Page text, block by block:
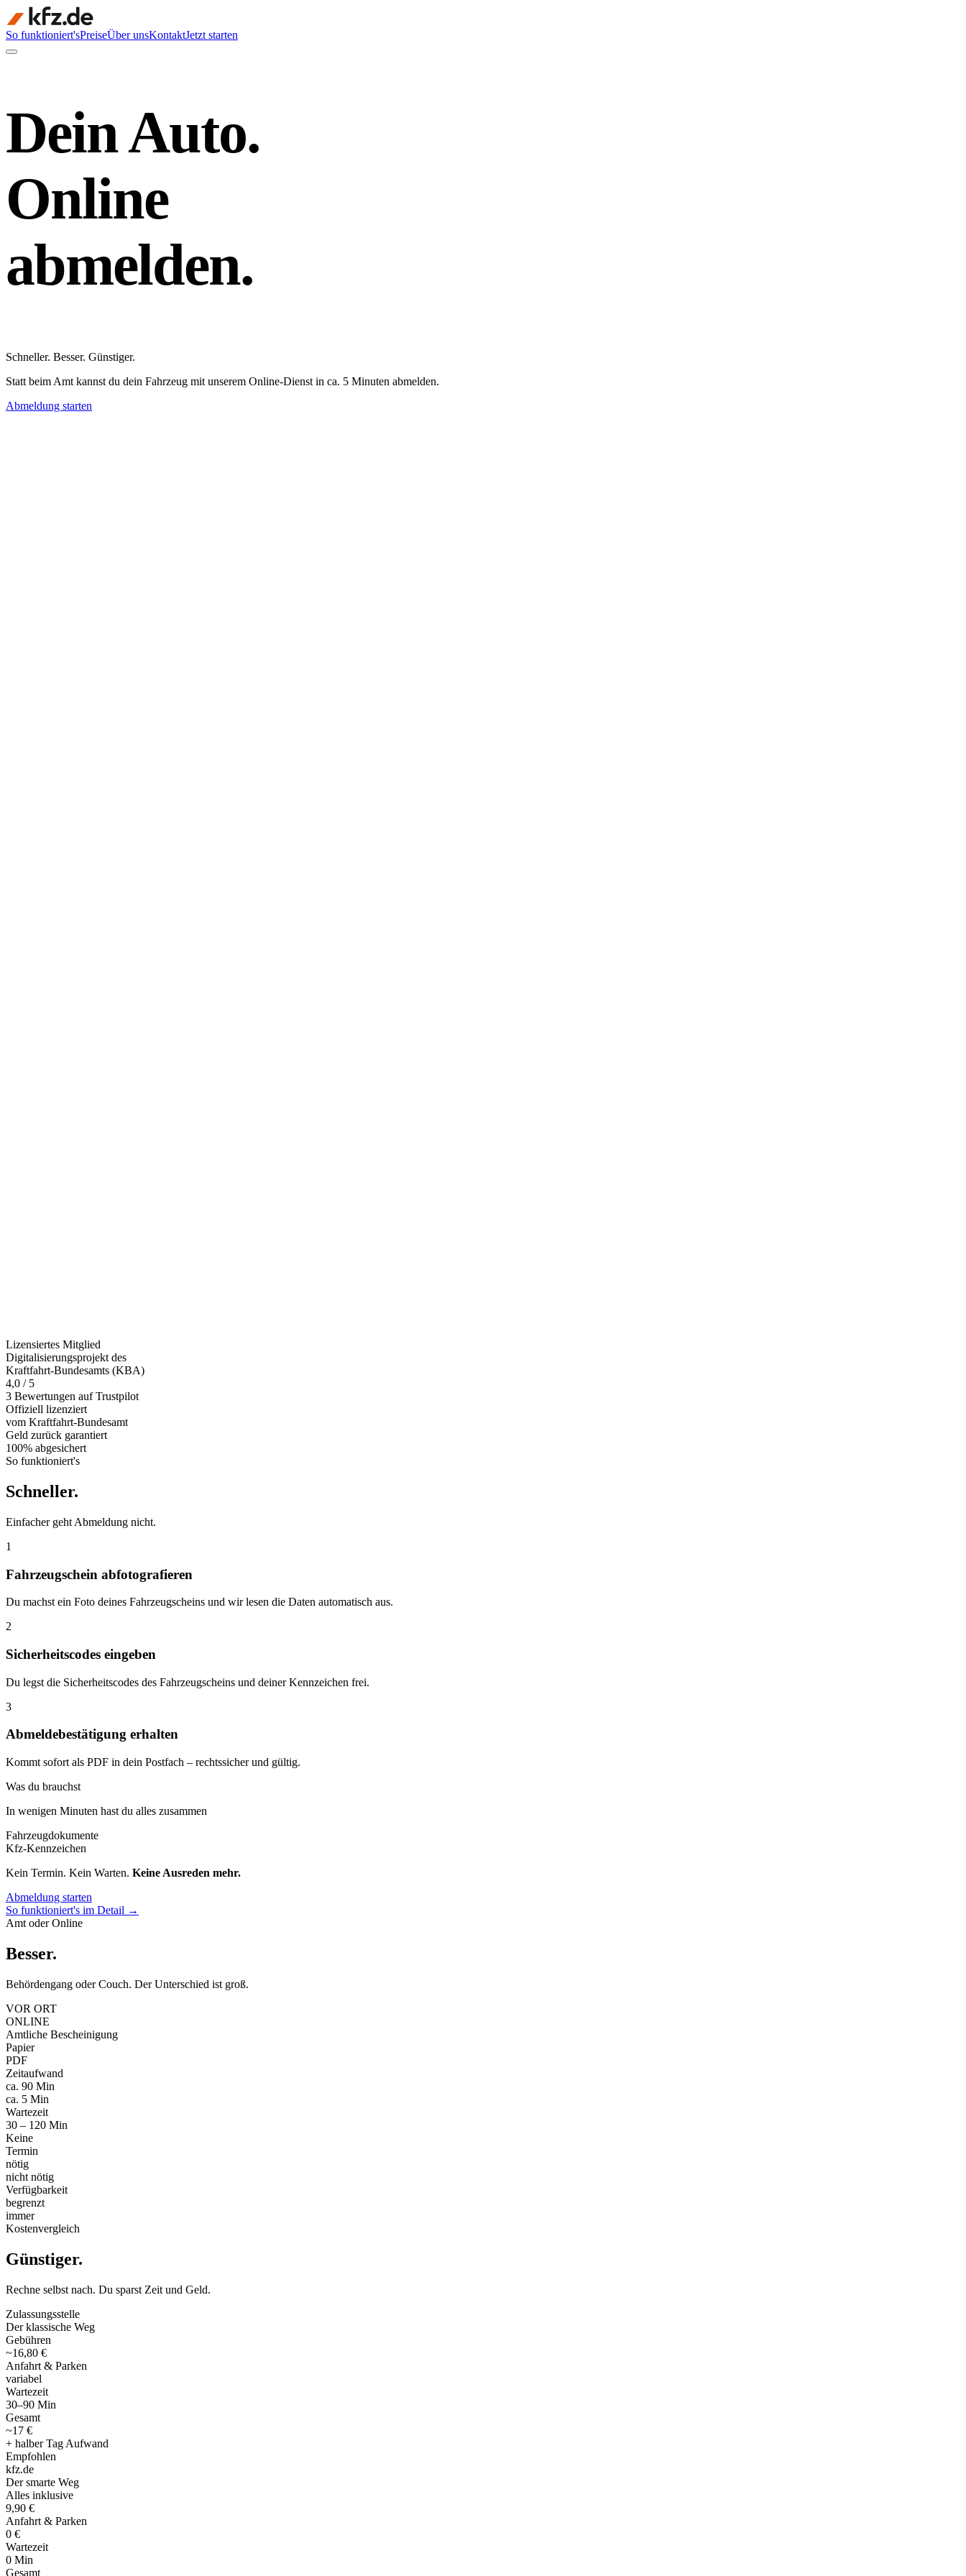
So funktioniert'sPreiseÜber unsKontaktJetzt starten
Dein Auto.
Online
abmelden.
Schneller. Besser. Günstiger.
Statt beim Amt kannst du dein Fahrzeug mit unserem Online-Dienst in ca. 5 Minuten abmelden.
Abmeldung starten
Lizensiertes Mitglied
Digitalisierungsprojekt des
Kraftfahrt-Bundesamts (KBA)
4,0 / 5
3 Bewertungen auf Trustpilot
Offiziell lizenziert
vom Kraftfahrt-Bundesamt
Geld zurück garantiert
100% abgesichert
So funktioniert's
Schneller.
Einfacher geht Abmeldung nicht.
1
Fahrzeugschein abfotografieren
Du machst ein Foto deines Fahrzeugscheins und wir lesen die Daten automatisch aus.
2
Sicherheitscodes eingeben
Du legst die Sicherheitscodes des Fahrzeugscheins und deiner Kennzeichen frei.
3
Abmeldebestätigung erhalten
Kommt sofort als PDF in dein Postfach – rechtssicher und gültig.
Was du brauchst
In wenigen Minuten hast du alles zusammen
Fahrzeugdokumente
Kfz-Kennzeichen
Kein Termin. Kein Warten. Keine Ausreden mehr.
Abmeldung starten
So funktioniert's im Detail →
Amt oder Online
Besser.
Behördengang oder Couch. Der Unterschied ist groß.
VOR ORT
ONLINE
Amtliche Bescheinigung
Papier
PDF
Zeitaufwand
ca. 90 Min
ca. 5 Min
Wartezeit
30 – 120 Min
Keine
Termin
nötig
nicht nötig
Verfügbarkeit
begrenzt
immer
Kostenvergleich
Günstiger.
Rechne selbst nach. Du sparst Zeit und Geld.
Zulassungsstelle
Der klassische Weg
Gebühren
~16,80 €
Anfahrt & Parken
variabel
Wartezeit
30–90 Min
Gesamt
~17 €
+ halber Tag Aufwand
Empfohlen
kfz.de
Der smarte Weg
Alles inklusive
9,90 €
Anfahrt & Parken
0 €
Wartezeit
0 Min
Gesamt